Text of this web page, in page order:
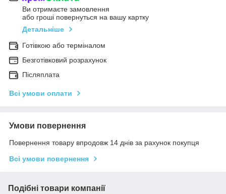
Ви отримаєте замовлення
або гроші повернуться на вашу картку
Детальніше
Готівкою або терміналом
Безготівковий розрахунок
Післяплата
Всі умови оплати
Умови повернення
Повернення товару впродовж 14 днів за рахунок покупця
Всі умови повернення
Подібні товари компанії